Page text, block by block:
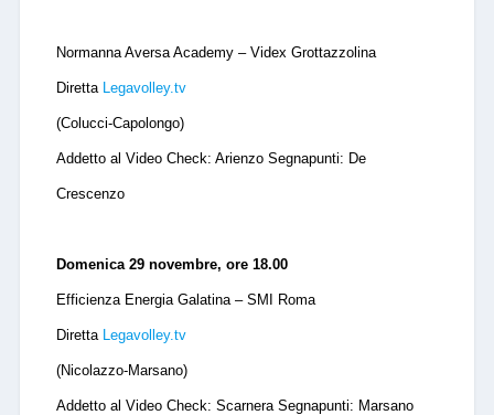
Normanna Aversa Academy – Videx Grottazzolina
Diretta Legavolley.tv
(Colucci-Capolongo)
Addetto al Video Check: Arienzo Segnapunti: De
Crescenzo
Domenica 29 novembre, ore 18.00
Efficienza Energia Galatina – SMI Roma
Diretta Legavolley.tv
(Nicolazzo-Marsano)
Addetto al Video Check: Scarnera Segnapunti: Marsano